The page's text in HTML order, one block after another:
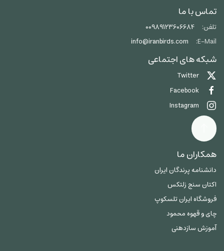
تماس با ما
تلفن:
00989123606684
E-Mail:
info@iranbirds.com
شبکه های اجتماعی
Twitter
Facebook
Instagram
همکاران ما
دانشنامه پرندگان ایران
اکتان سنج زلتکس
فروشگاه ایران تلسکوپ
چای و قهوه محمود
آموزش سازدهنی